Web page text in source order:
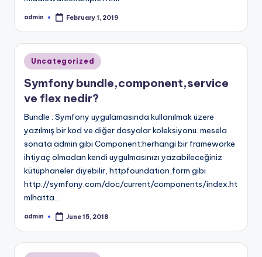
Posted
admin February 1, 2019
Posted
in
Uncategorized
Symfony bundle,component,service
ve flex nedir?
Bundle : Symfony uygulamasında kullanılmak üzere
yazılmış bir kod ve diğer dosyalar koleksiyonu. mesela
sonata admin gibi Component:herhangi bir frameworke
ihtiyaç olmadan kendi uygulmasınızı yazabileceğiniz
kütüphaneler diyebilir, httpfoundation,form gibi
http://symfony.com/doc/current/components/index.ht
mlhatta…
Posted
admin June 15, 2018